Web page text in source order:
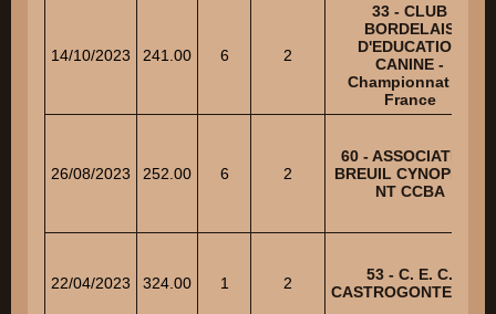
14/10/2023 241.00 6 2
33 - CLUB
BORDELAIS
D'EDUCATION
CANINE -
Championnat de
France
26/08/2023 252.00 6 2
60 - ASSOCIATION
BREUIL CYNOPHILE
NT CCBA
22/04/2023 324.00 1 2
53 - C. E. C.
CASTROGONTERIEN